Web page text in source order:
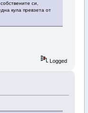
си,
кула превзета от
Logged